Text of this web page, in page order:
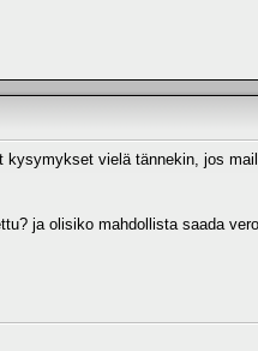
kysymykset vielä tännekin, jos
ja olisiko mahdollista saada